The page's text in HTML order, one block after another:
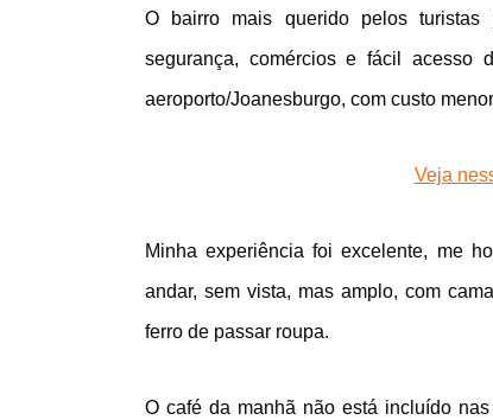
O bairro mais querido pelos
segurança, comércios e fácil
aeroporto/Joanesburgo, com custo
Veja
Minha experiência foi excelente, me
andar, sem vista, mas amplo, com
ferro de passar roupa.
O café da manhã não está incluído